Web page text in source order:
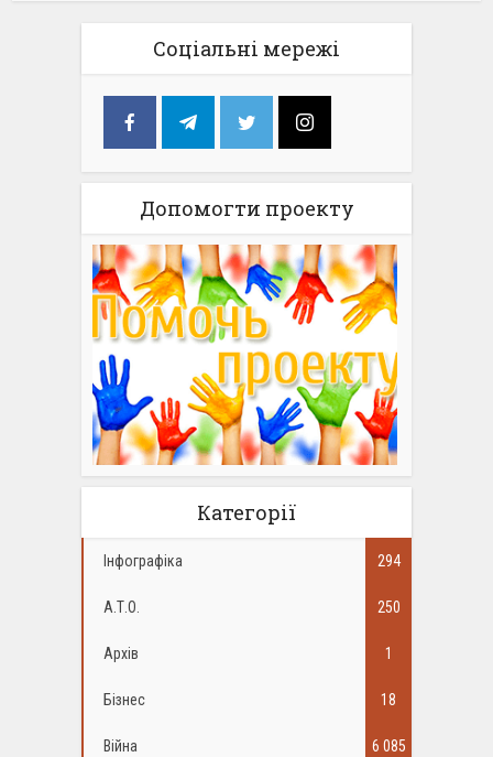
Соціальні мережі
Допомогти проекту
Категорії
Інфографіка 294
А.Т.О. 250
Архів 1
Бізнес 18
Війна 6 085